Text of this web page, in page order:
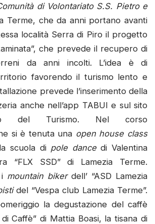
di Volontariato S.S. Pietro e
Terme, che da anni portano avanti
località Serra di Piro il progetto
che prevede il recupero di
da anni incolti. L’idea è di
favorendo il turismo lento e
prevede l’inserimento della
anche nell’app TABUI e sul sito
del Turismo. Nel corso
si è tenuta una open house class
scuola di pole dancedi Valentina
“FLX SSD” di Lamezia Terme.
mountain bikerdell’ “ASD Lamezia
del “Vespa club Lamezia Terme”.
la degustazione del caffè
Caffè” di Mattia Boasi, la tisana di